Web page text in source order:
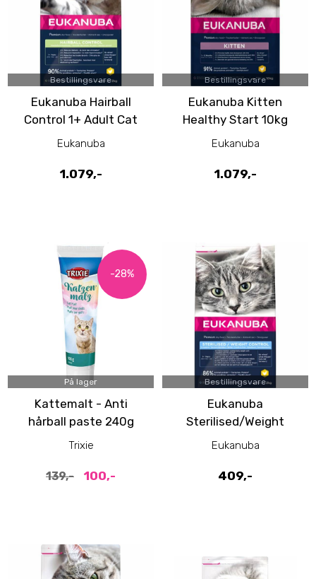
Bestillingsvare
Eukanuba Hairball
Control 1+ Adult Cat
10kg
Eukanuba
1.079,-
Bestillingsvare
Eukanuba Kitten
Healthy Start 10kg
Eukanuba
1.079,-
-28%
På lager
Kattemalt - Anti
hårball paste 240g
Trixie
139,- 100,-
Bestillingsvare
Eukanuba
Sterilised/Weight
Control 1+ Adult cat
Eukanuba
409,-